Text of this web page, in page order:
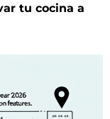
tu cocina a